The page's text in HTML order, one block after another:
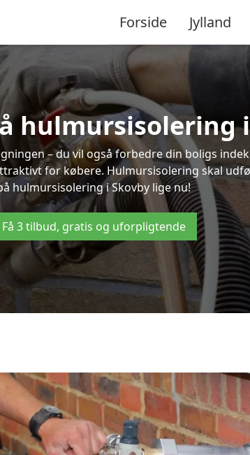
Forside Jylland
hulmursisolering
– du vil også forbedre din boligs
for købere. Hulmursisolering skal
hulmursisolering i Skovby lige nu!
Få 3 tilbud, gratis og uforpligtende